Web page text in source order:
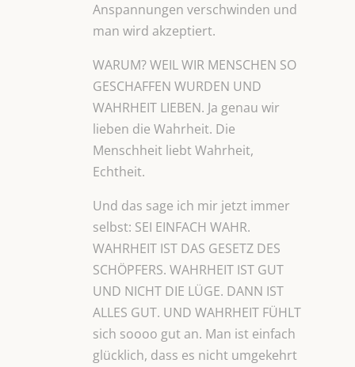
Anspannungen verschwinden und
man wird akzeptiert.
WARUM? WEIL WIR MENSCHEN SO
GESCHAFFEN WURDEN UND
WAHRHEIT LIEBEN. Ja genau wir
lieben die Wahrheit. Die
Menschheit liebt Wahrheit,
Echtheit.
Und das sage ich mir jetzt immer
selbst: SEI EINFACH WAHR.
WAHRHEIT IST DAS GESETZ DES
SCHÖPFERS. WAHRHEIT IST GUT
UND NICHT DIE LÜGE. DANN IST
ALLES GUT. UND WAHRHEIT FÜHLT
sich soooo gut an. Man ist einfach
glücklich, dass es nicht umgekehrt